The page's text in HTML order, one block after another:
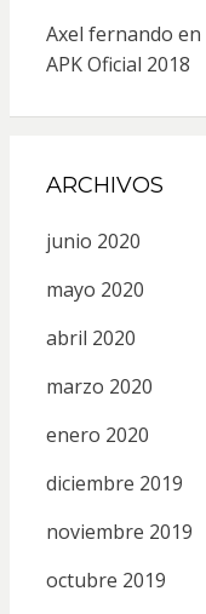
Axel fernando en
APK Oficial 2018
ARCHIVOS
junio 2020
mayo 2020
abril 2020
marzo 2020
enero 2020
diciembre 2019
noviembre 2019
octubre 2019